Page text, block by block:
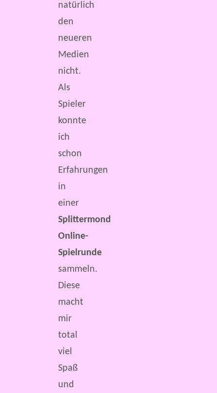
natürlich
den
neueren
Medien
nicht.
Als
Spieler
konnte
ich
schon
Erfahrungen
in
einer
Splittermond
Online-
Spielrunde
sammeln.
Diese
macht
mir
total
viel
Spaß
und